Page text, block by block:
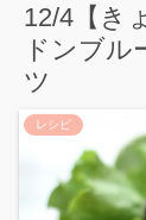
12/4【き
ドンブル
ツ
レシピ